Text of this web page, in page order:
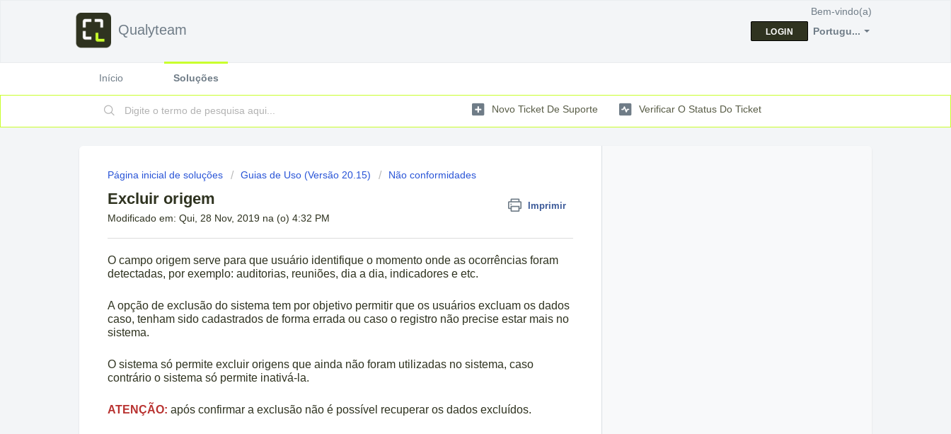
Qualyteam Portugu...
Bem-vindo(a)
LOGIN
Início Soluções
Novo Ticket De Suporte Verificar O Status Do Ticket
Página inicial de soluções Guias de Uso (Versão 20.15) Não conformidades
Excluir origem Imprimir
Modificado em: Qui, 28 Nov, 2019 na (o) 4:32 PM
O campo origem serve para que usuário identifique o momento onde as ocorrências foram
detectadas, por exemplo: auditorias, reuniões, dia a dia, indicadores e etc.
A opção de exclusão do sistema tem por objetivo permitir que os usuários excluam os dados
caso, tenham sido cadastrados de forma errada ou caso o registro não precise estar mais no
sistema.
O sistema só permite excluir origens que ainda não foram utilizadas no sistema, caso
contrário o sistema só permite inativá-la.
ATENÇÃO: após confirmar a exclusão não é possível recuperar os dados excluídos.